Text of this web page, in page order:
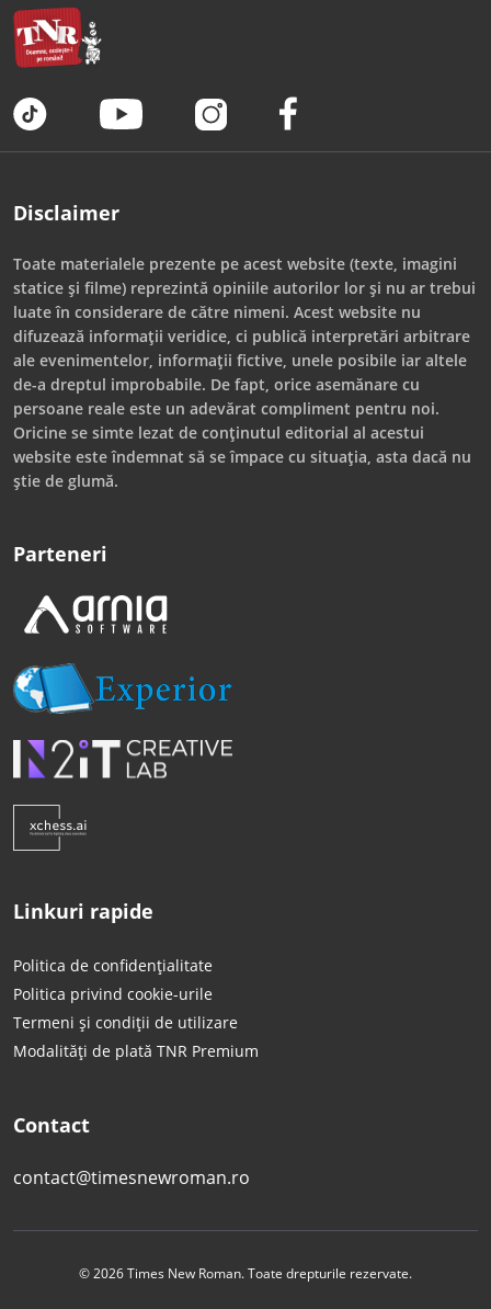
Disclaimer
Toate materialele prezente pe acest website (texte, imagini
statice și filme) reprezintă opiniile autorilor lor și nu ar trebui
luate în considerare de către nimeni. Acest website nu
difuzează informații veridice, ci publică interpretări arbitrare
ale evenimentelor, informații fictive, unele posibile iar altele
de-a dreptul improbabile. De fapt, orice asemănare cu
persoane reale este un adevărat compliment pentru noi.
Oricine se simte lezat de conținutul editorial al acestui
website este îndemnat să se împace cu situația, asta dacă nu
știe de glumă.
Parteneri
Linkuri rapide
Politica de confidențialitate
Politica privind cookie-urile
Termeni și condiții de utilizare
Modalități de plată TNR Premium
Contact
contact@timesnewroman.ro
© 2026 Times New Roman. Toate drepturile rezervate.